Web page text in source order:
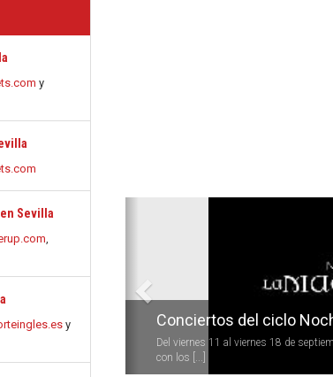
y
Sevilla
,
y
Conciertos del ciclo
Del viernes 11 al viernes 18 de
con los [...]